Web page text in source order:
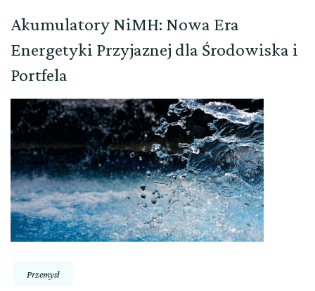
Akumulatory NiMH: Nowa Era
Energetyki Przyjaznej dla Środowiska i
Portfela
Przemysł